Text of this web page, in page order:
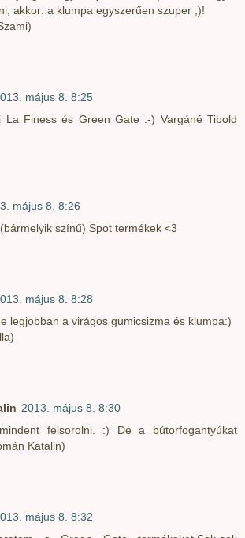
akkor: a klumpa egyszerűen szuper ;)!
május 8. 8:25
La Finess és Green Gate :-) Vargáné Tibold
május 8. 8:26
színű) Spot termékek <3
május 8. 8:28
legjobban a virágos gumicsizma és klumpa:)
2013. május 8. 8:30
felsorolni. :) De a bútorfogantyúkat
Katalin)
május 8. 8:32